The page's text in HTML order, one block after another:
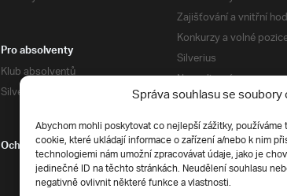
Správa souhlasu se
Abychom mohli poskytovat co nejlepší zážitky,
cookie, které ukládají informace o zařízení a/nebo k nim
technologiemi nám umožní zpracovávat údaje, jako je
jedinečné ID na těchto stránkách. Neudělení souhlasu
negativně ovlivnit některé funkce a vlastnosti.
Zajišťování a vnitřní
Konkurzy a volné
Silverius
Napsali o nás
Tiskové zprávy
Pro absolventy
Klub absolventů
Silverius
Ochrana soukromí